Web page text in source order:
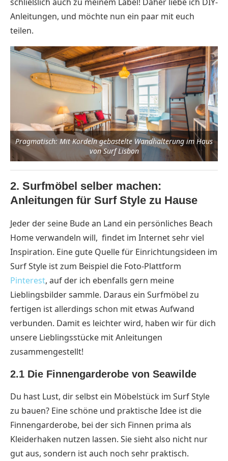
Anleitungen, und möchte nun ein paar mit euch
teilen.
Pragmatisch: Mit Kordeln gebastelte Wandhalterung im Haus
von Surf Lisbon
2. Surfmöbel selber machen:
Anleitungen für Surf Style zu Hause
Jeder der seine Bude an Land ein persönliches Beach
Home verwandeln will, findet im Internet sehr viel
Inspiration. Eine gute Quelle für Einrichtungsideen im
Surf Style ist zum Beispiel die Foto-Plattform
Pinterest, auf der ich ebenfalls gern meine
Lieblingsbilder sammle. Daraus ein Surfmöbel zu
fertigen ist allerdings schon mit etwas Aufwand
verbunden. Damit es leichter wird, haben wir für dich
unsere Lieblingsstücke mit Anleitungen
zusammengestellt!
2.1 Die Finnengarderobe von Seawilde
Du hast Lust, dir selbst ein Möbelstück im Surf Style
zu bauen? Eine schöne und praktische Idee ist die
Finnengarderobe, bei der sich Finnen prima als
Kleiderhaken nutzen lassen. Sie sieht also nicht nur
gut aus, sondern ist auch noch sehr praktisch.